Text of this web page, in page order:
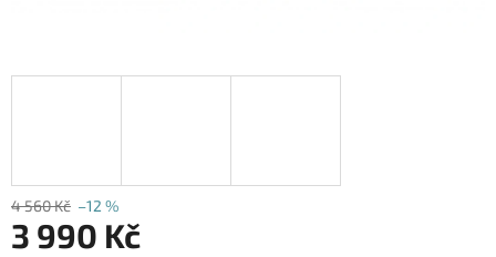
4 560 Kč –12 %
3 990 Kč